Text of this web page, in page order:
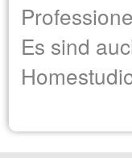
Es sind